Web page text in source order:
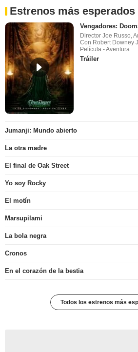
Estrenos más esperados
Vengadores:
Director Joe Russo,
Con Robert Downey
Película - Aventura
Tráiler
Jumanji: Mundo abierto
La otra madre
El final de Oak Street
Yo soy Rocky
El motín
Marsupilami
La bola negra
Cronos
En el corazón de la bestia
Todos los estrenos más